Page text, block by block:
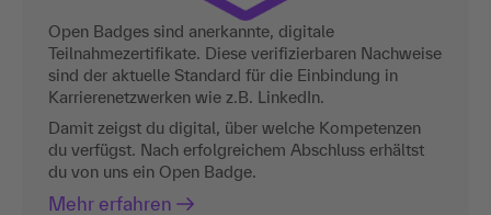
Open Badges sind anerkannte, digitale
Teilnahmezertifikate. Diese verifizierbaren Nachweise
sind der aktuelle Standard für die Einbindung in
Karrierenetzwerken wie z.B. LinkedIn.
Damit zeigst du digital, über welche Kompetenzen
du verfügst. Nach erfolgreichem Abschluss erhältst
du von uns ein Open Badge.
Mehr erfahren